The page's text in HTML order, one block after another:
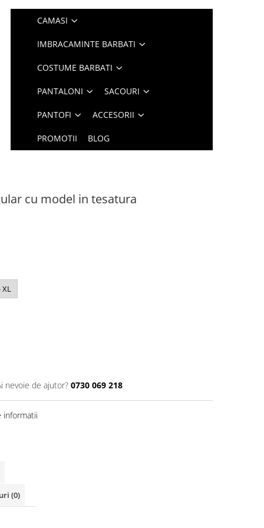
CAMASI
IMBRACAMINTE BARBATI
COSTUME BARBATI
PANTALONI SACOURI
PANTOFI ACCESORII
PROMOTII BLOG
cu model in tesatura
XL
nevoie de ajutor? 0730 069 218
informatii
(0)